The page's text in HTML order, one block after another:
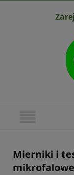
Mierniki i